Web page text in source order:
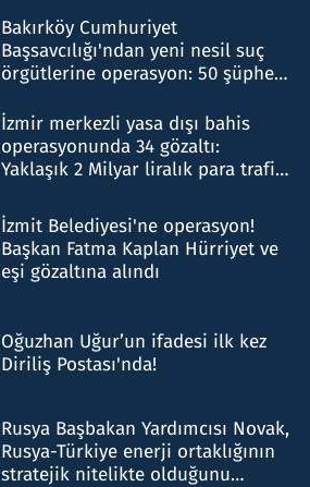
Bakırköy Cumhuriyet
Başsavcılığı'ndan yeni nesil suç
örgütlerine operasyon: 50 şüpheli
İzmir merkezli yasa dışı bahis
operasyonunda 34 gözaltı:
Yaklaşık 2 Milyar liralık para trafiği
İzmit Belediyesi'ne operasyon!
Başkan Fatma Kaplan Hürriyet ve
eşi gözaltına alındı
Oğuzhan Uğur’un ifadesi ilk kez
Diriliş Postası'nda!
Rusya Başbakan Yardımcısı Novak,
Rusya-Türkiye enerji ortaklığının
stratejik nitelikte olduğunu